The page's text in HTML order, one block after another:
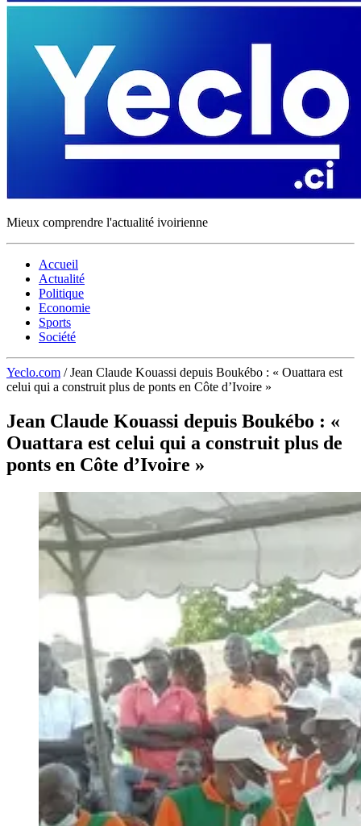
Mieux comprendre l'actualité ivoirienne
Accueil
Actualité
Politique
Economie
Sports
Société
Yeclo.com / Jean Claude Kouassi depuis Boukébo : « Ouattara est
celui qui a construit plus de ponts en Côte d’Ivoire »
Jean Claude Kouassi depuis Boukébo : «
Ouattara est celui qui a construit plus de
ponts en Côte d’Ivoire »